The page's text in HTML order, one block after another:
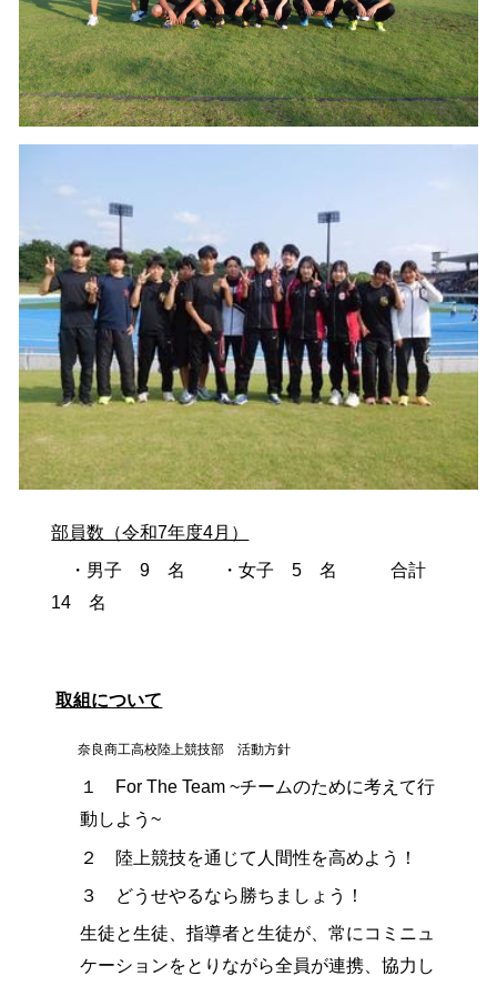
部員数（令和7年度4月）
・男子 9 名 ・女子 5 名 合計
14 名
取組について
奈良商工高校陸上競技部 活動方針
１ For The Team ~チームのために考えて行
動しよう~
２ 陸上競技を通じて人間性を高めよう！
３ どうせやるなら勝ちましょう！
生徒と生徒、指導者と生徒が、常にコミニュ
ケーションをとりながら全員が連携、協力し